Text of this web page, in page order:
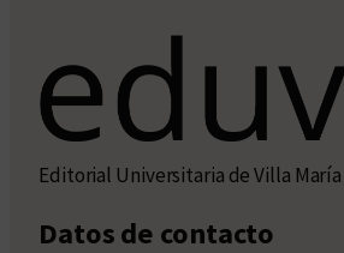
Editorial Universitaria de Villa María
Datos de contacto